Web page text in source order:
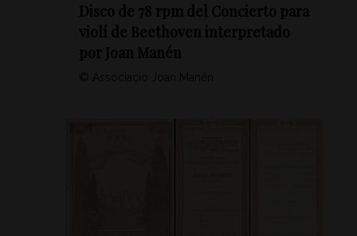
Disco de 78 rpm del Concierto para
violí de Beethoven interpretado
por Joan Manén
© Associació Joan Manén